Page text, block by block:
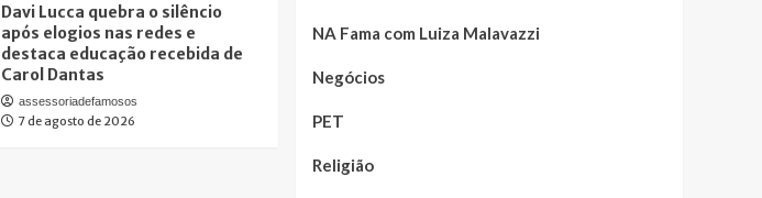
Davi Lucca quebra o silêncio
após elogios nas redes e
destaca educação recebida de
Carol Dantas
assessoriadefamosos
7 de agosto de 2026
NA Fama com Luiza Malavazzi
Negócios
PET
Religião